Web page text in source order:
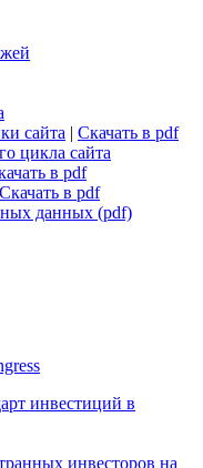
сайта|Скачать в pdf
цикла сайта